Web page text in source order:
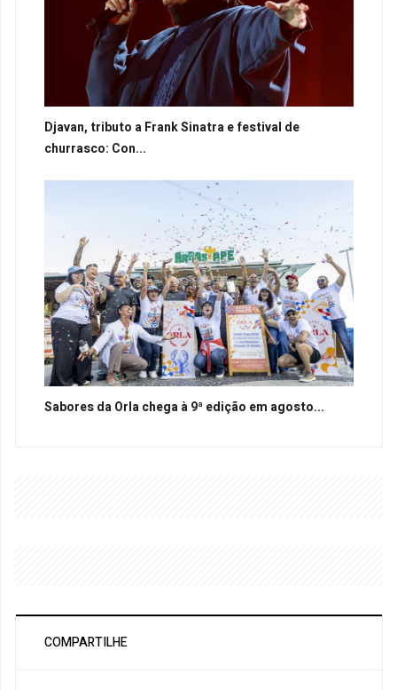
Djavan, tributo a Frank Sinatra e festival de
churrasco: Con...
Sabores da Orla chega à 9ª edição em agosto...
COMPARTILHE